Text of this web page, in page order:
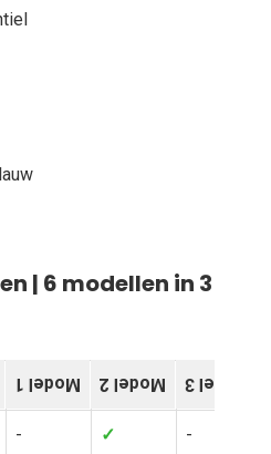
| 6 modellen in 3
Model 1 Model 2 Model 3
- ✓ -